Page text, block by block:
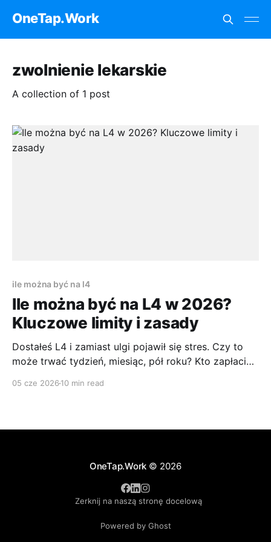
OneTap.Work
zwolnienie lekarskie
A collection of 1 post
ile można być na l4
Ile można być na L4 w 2026?
Kluczowe limity i zasady
Dostałeś L4 i zamiast ulgi pojawił się stres. Czy to
może trwać tydzień, miesiąc, pół roku? Kto zapłaci
05 cze 2026 10 min read
OneTap.Work © 2026
Zerknij na naszą stronę docelową
Powered by Ghost